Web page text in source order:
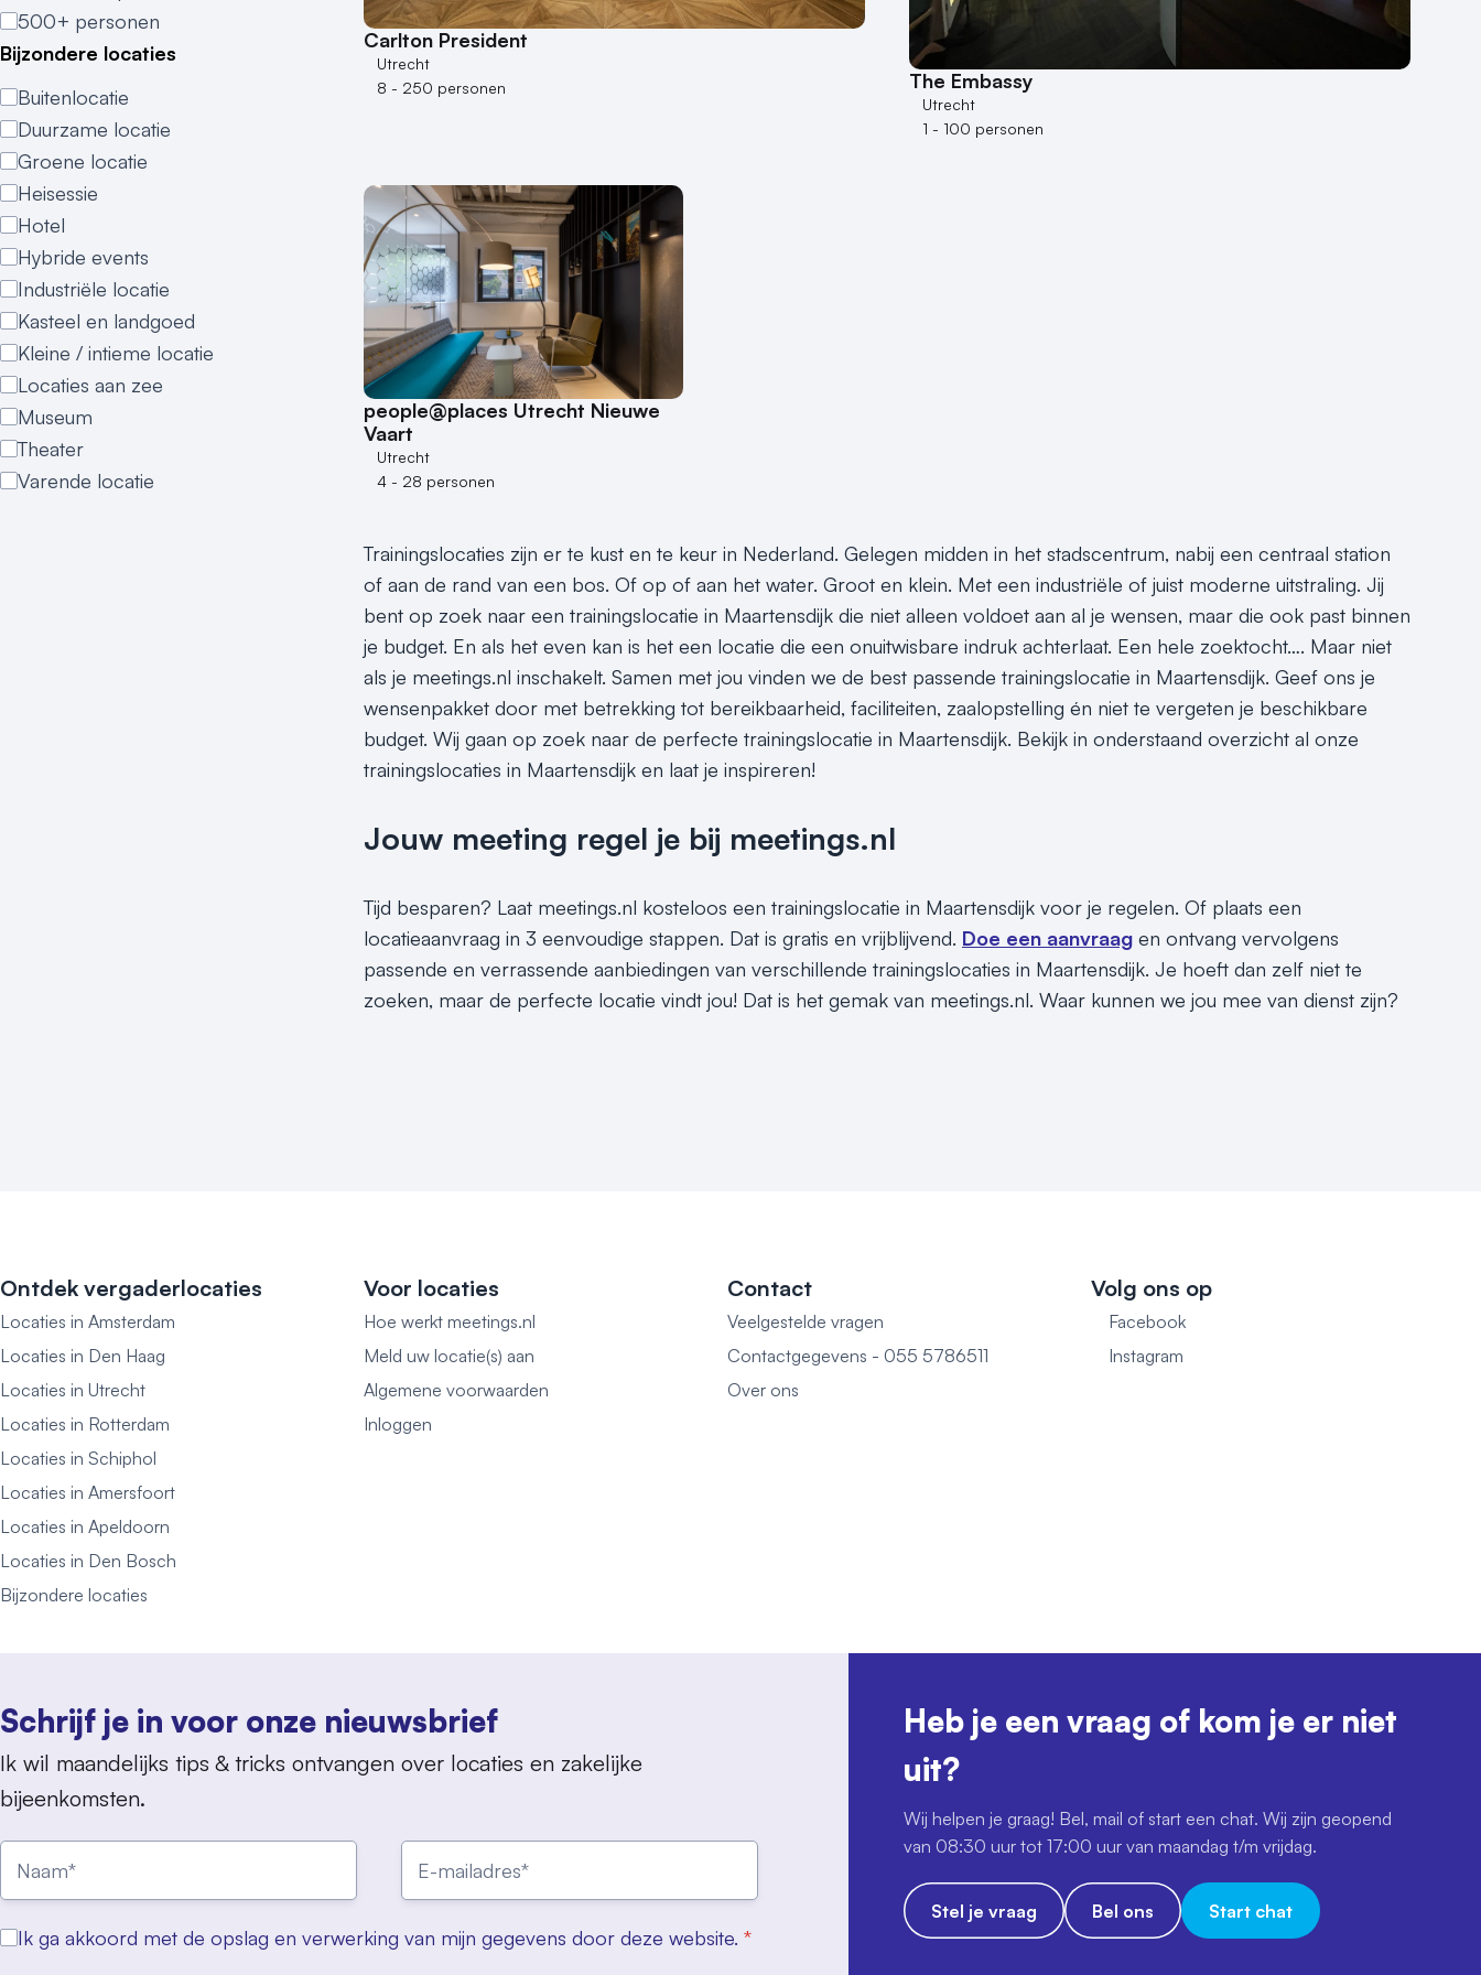
500+ personen
Bijzondere locaties
Buitenlocatie
Duurzame locatie
Groene locatie
Heisessie
Hotel
Hybride events
Industriële locatie
Kasteel en landgoed
Kleine / intieme locatie
Locaties aan zee
Museum
Theater
Varende locatie
Carlton President
Utrecht
8 - 250 personen
The Embassy
Utrecht
1 - 100 personen
people@places Utrecht Nieuwe
Vaart
Utrecht
4 - 28 personen
Trainingslocaties zijn er te kust en te keur in Nederland. Gelegen midden in het stadscentrum, nabij een centraal station
of aan de rand van een bos. Of op of aan het water. Groot en klein. Met een industriële of juist moderne uitstraling. Jij
bent op zoek naar een trainingslocatie in Maartensdijk die niet alleen voldoet aan al je wensen, maar die ook past binnen
je budget. En als het even kan is het een locatie die een onuitwisbare indruk achterlaat. Een hele zoektocht…. Maar niet
als je meetings.nl inschakelt. Samen met jou vinden we de best passende trainingslocatie in Maartensdijk. Geef ons je
wensenpakket door met betrekking tot bereikbaarheid, faciliteiten, zaalopstelling én niet te vergeten je beschikbare
budget. Wij gaan op zoek naar de perfecte trainingslocatie in Maartensdijk. Bekijk in onderstaand overzicht al onze
trainingslocaties in Maartensdijk en laat je inspireren!
Jouw meeting regel je bij meetings.nl
Tijd besparen? Laat meetings.nl kosteloos een trainingslocatie in Maartensdijk voor je regelen. Of plaats een
locatieaanvraag in 3 eenvoudige stappen. Dat is gratis en vrijblijvend. Doe een aanvraag en ontvang vervolgens
passende en verrassende aanbiedingen van verschillende trainingslocaties in Maartensdijk. Je hoeft dan zelf niet te
zoeken, maar de perfecte locatie vindt jou! Dat is het gemak van meetings.nl. Waar kunnen we jou mee van dienst zijn?
Ontdek vergaderlocaties
Locaties in Amsterdam
Locaties in Den Haag
Locaties in Utrecht
Locaties in Rotterdam
Locaties in Schiphol
Locaties in Amersfoort
Locaties in Apeldoorn
Locaties in Den Bosch
Bijzondere locaties
Voor locaties
Hoe werkt meetings.nl
Meld uw locatie(s) aan
Algemene voorwaarden
Inloggen
Contact
Veelgestelde vragen
Contactgegevens - 055 5786511
Over ons
Volg ons op
Facebook
Instagram
Schrijf je in voor onze nieuwsbrief
Ik wil maandelijks tips & tricks ontvangen over locaties en zakelijke
bijeenkomsten.
Ik ga akkoord met de opslag en verwerking van mijn gegevens door deze website. *
Heb je een vraag of kom je er niet
uit?
Wij helpen je graag! Bel, mail of start een chat. Wij zijn geopend
van 08:30 uur tot 17:00 uur van maandag t/m vrijdag.
Stel je vraag Bel ons Start chat